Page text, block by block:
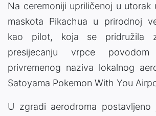
Na ceremoniji upriličenoj u utorak
maskota Pikachua u prirodnoj
kao pilot, koja se pridružila
presijecanju vrpce povodom
privremenog naziva lokalnog
Satoyama Pokemon With You
U zgradi aerodroma